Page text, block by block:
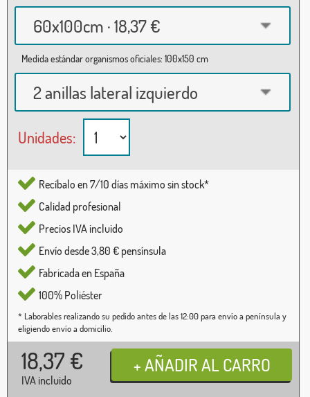
60x100cm · 18,37 €
Medida estándar organismos oficiales: 100x150 cm
2 anillas lateral izquierdo
Unidades:
Recíbalo en 7/10 días máximo sin stock*
Calidad profesional
Precios IVA incluido
Envío desde 3,80 € pensínsula
Fabricada en España
100% Poliéster
* Laborables realizando su pedido antes de las 12:00 para envío a península y
eligiendo envío a domicilio.
18,37 €
IVA incluido